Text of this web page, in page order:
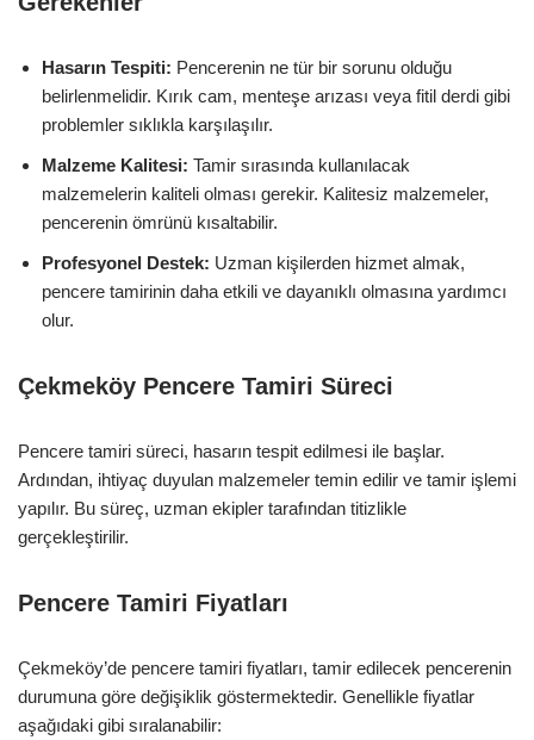
Hasarın Tespiti: Pencerenin ne tür bir sorunu olduğu
belirlenmelidir. Kırık cam, menteşe arızası veya fitil derdi gibi
problemler sıklıkla karşılaşılır.
Malzeme Kalitesi: Tamir sırasında kullanılacak
malzemelerin kaliteli olması gerekir. Kalitesiz malzemeler,
pencerenin ömrünü kısaltabilir.
Profesyonel Destek: Uzman kişilerden hizmet almak,
pencere tamirinin daha etkili ve dayanıklı olmasına yardımcı
olur.
Çekmeköy Pencere Tamiri Süreci
Pencere tamiri süreci, hasarın tespit edilmesi ile başlar.
Ardından, ihtiyaç duyulan malzemeler temin edilir ve tamir işlemi
yapılır. Bu süreç, uzman ekipler tarafından titizlikle
gerçekleştirilir.
Pencere Tamiri Fiyatları
Çekmeköy’de pencere tamiri fiyatları, tamir edilecek pencerenin
durumuna göre değişiklik göstermektedir. Genellikle fiyatlar
aşağıdaki gibi sıralanabilir: